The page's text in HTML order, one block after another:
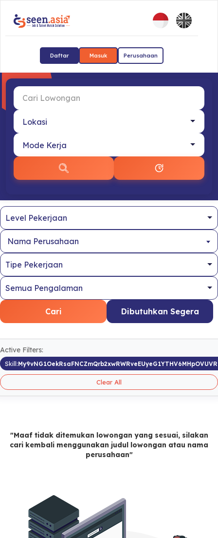
Daftar Masuk Perusahaan
Nama Perusahaan
Cari Dibutuhkan Segera
Active Filters:
Skill:
Clear All
"Maaf tidak ditemukan lowongan yang sesuai, silakan
cari kembali menggunakan judul lowongan atau nama
perusahaan"